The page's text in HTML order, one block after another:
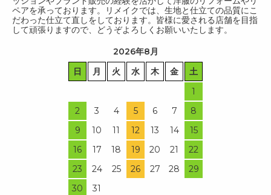
ペアを承っております。リメイクでは、生地と仕立ての品質にこ
だわった仕立て直しをしております。皆様に愛される店舗を目指
して頑張りますので、どうぞよろしくお願いいたします。
2026年8月
日
月 火 水 木 金
土
1
2
3 4 5 6 7
8
9
10 11 12 13 14
15
16
17 18 19 20 21
22
23
24 25 26 27 28
29
30
31